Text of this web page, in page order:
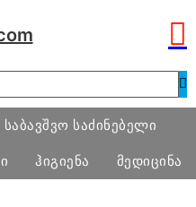
საბავშვო საძინებელი
ჰიგიენა მედიცინა